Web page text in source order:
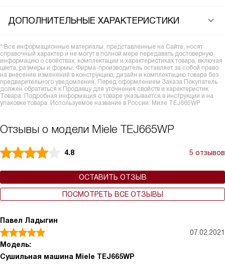
ДОПОЛНИТЕЛЬНЫЕ ХАРАКТЕРИСТИКИ
* Все информационные материалы, представленные на Сайте, носят
справочный характер и не могут в полной мере передавать достоверную
информацию о свойствах, комплектации и характеристиках товара, включая
цвета, размеры и формы. Фирма-производитель оставляет за собой право
на внесение изменений в конструкцию, дизайн и комплектацию товара без
предварительного уведомления. Перед оформлением Заказа Покупатель
должен обратиться к Продавцу для уточнения свойств и характеристик
Товара. Подробная информация о товаре указывается в инструкции и на
упаковке товара. Используемое название в России: Миле TEJ665WP
Отзывы о модели Miele TEJ665WP
4.8 5 отзывов
ОСТАВИТЬ ОТЗЫВ
ПОСМОТРЕТЬ ВСЕ ОТЗЫВЫ
Павел Ладыгин
07.02.2021
Модель:
Сушильная машина Miele TEJ665WP